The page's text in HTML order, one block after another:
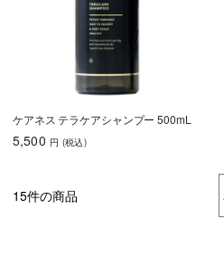
ケアネス テラケアシャンプー 500mL
5,500 円 (税込)
15件の商品